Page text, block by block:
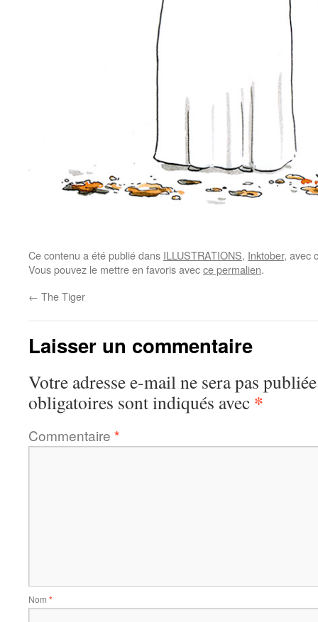
Ce contenu a été publié dans ILLUSTRATIONS, Inktober, avec
Vous pouvez le mettre en favoris avecce permalien.
← The Tiger
Laisser un commentaire
Votre adresse e-mail ne sera pas
obligatoires sont indiqués avec *
Commentaire *
Nom *